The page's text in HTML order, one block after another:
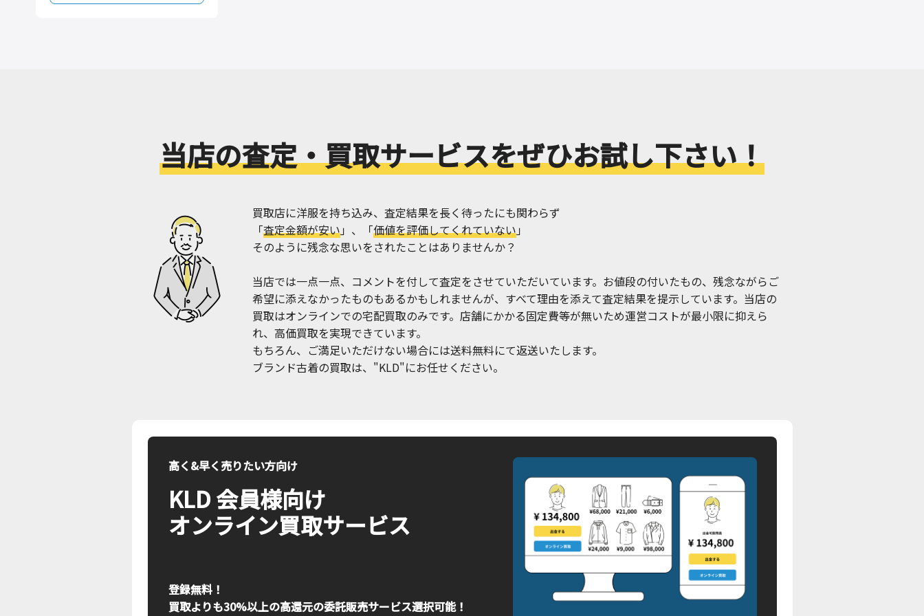
当店の査定・買取サービスをぜひお試し下さい！
買取店に洋服を持ち込み、査定結果を長く待ったにも関わらず
「査定金額が安い」、「価値を評価してくれていない」
そのように残念な思いをされたことはありませんか？
当店では一点一点、コメントを付して査定をさせていただいています。お値段の付いたもの、残念ながらご
希望に添えなかったものもあるかもしれませんが、すべて理由を添えて査定結果を提示しています。当店の
買取はオンラインでの宅配買取のみです。店舗にかかる固定費等が無いため運営コストが最小限に抑えら
れ、高価買取を実現できています。
もちろん、ご満足いただけない場合には送料無料にて返送いたします。
ブランド古着の買取は、"KLD"にお任せください。
高く&早く売りたい方向け
KLD 会員様向け
オンライン買取サービス
登録無料！
買取よりも30%以上の高還元の委託販売サービス選択可能！